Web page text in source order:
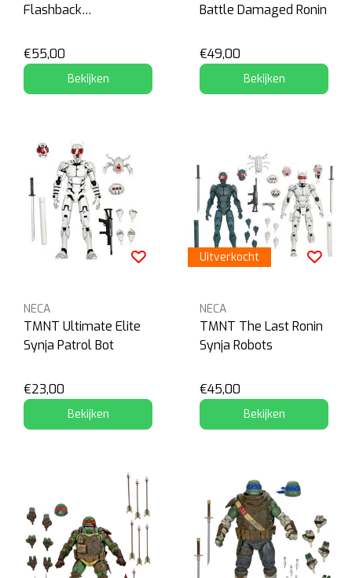
Flashback
€55,00
Bekijken
Battle Damaged Ronin
€49,00
Bekijken
NECA
TMNT Ultimate Elite
Synja Patrol Bot
€23,00
Bekijken
Uitverkocht
NECA
TMNT The Last Ronin
Synja Robots
€45,00
Bekijken